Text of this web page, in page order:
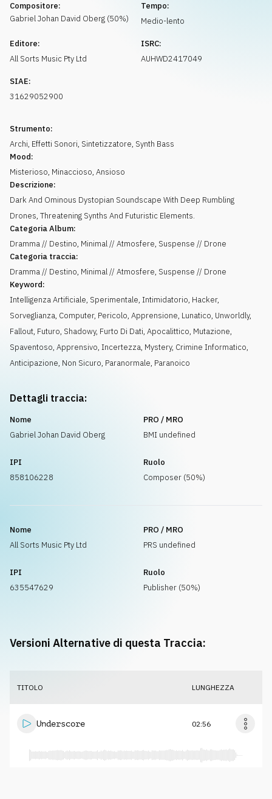
Compositore:
Gabriel Johan David Oberg (50%)
Tempo:
Medio-lento
Editore:
All Sorts Music Pty Ltd
ISRC:
AUHWD2417049
SIAE:
31629052900
Strumento:
Archi, Effetti Sonori, Sintetizzatore, Synth Bass
Mood:
Misterioso, Minaccioso, Ansioso
Descrizione:
Dark And Ominous Dystopian Soundscape With Deep Rumbling
Drones, Threatening Synths And Futuristic Elements.
Categoria Album:
Dramma // Destino, Minimal // Atmosfere, Suspense // Drone
Categoria traccia:
Dramma // Destino, Minimal // Atmosfere, Suspense // Drone
Keyword:
Intelligenza Artificiale, Sperimentale, Intimidatorio, Hacker,
Sorveglianza, Computer, Pericolo, Apprensione, Lunatico, Unworldly,
Fallout, Futuro, Shadowy, Furto Di Dati, Apocalittico, Mutazione,
Spaventoso, Apprensivo, Incertezza, Mystery, Crimine Informatico,
Anticipazione, Non Sicuro, Paranormale, Paranoico
Dettagli traccia:
Nome
Gabriel Johan David Oberg
PRO / MRO
BMI undefined
IPI
858106228
Ruolo
Composer (50%)
Nome
All Sorts Music Pty Ltd
PRO / MRO
PRS undefined
IPI
635547629
Ruolo
Publisher (50%)
Versioni Alternative di questa Traccia:
TITOLO LUNGHEZZA
Underscore 02:56